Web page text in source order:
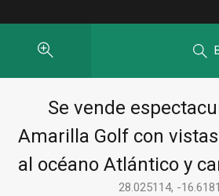
Se vende
Amarilla Golf con
al océano Atlántico y
28.025114, -